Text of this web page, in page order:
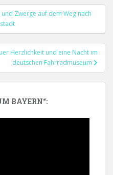
Zwerge auf dem Weg nach
Herzlichkeit und eine Nacht im
deutschen Fahrradmuseum
BAYERN“: